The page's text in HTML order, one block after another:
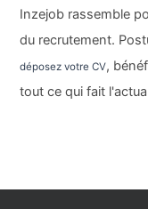
Inzejob rassemble
du recrutement.
déposez votre CV,
tout ce qui fait